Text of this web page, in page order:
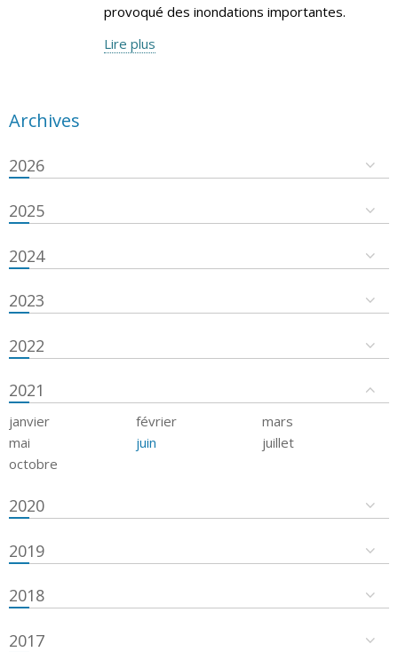
provoqué des inondations importantes.
Lire plus
Archives
2026
2025
2024
2023
2022
2021
janvier février
mars
mai
juin
juillet
octobre
2020
2019
2018
2017